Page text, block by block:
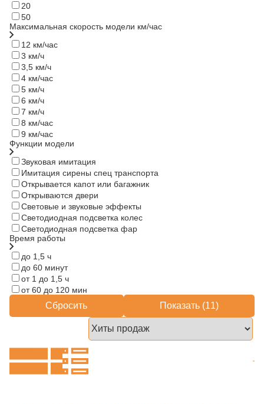
20
50
Максимальная скорость модели км/час
12 км/час
3 км/ч
3,5 км/ч
4 км/час
5 км/ч
6 км/ч
7 км/ч
8 км/час
9 км/час
Функции модели
Звуковая имитация
Имитация сирены спец транспорта
Открывается капот или багажник
Открываются двери
Световые и звуковые эффекты
Светодиодная подсветка колес
Светодиодная подсветка фар
Время работы
до 1,5 ч
до 60 минут
от 1 до 1,5 ч
от 60 до 120 мин
Сбросить Показать (11)